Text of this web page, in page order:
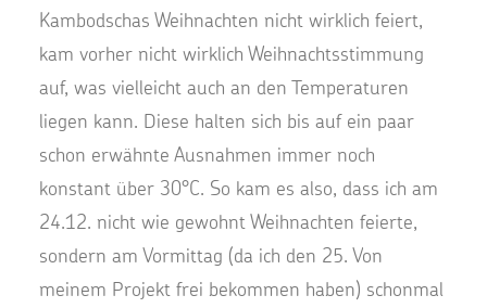
Kambodschas Weihnachten nicht wirklich feiert,
kam vorher nicht wirklich Weihnachtsstimmung
auf, was vielleicht auch an den Temperaturen
liegen kann. Diese halten sich bis auf ein paar
schon erwähnte Ausnahmen immer noch
konstant über 30°C. So kam es also, dass ich am
24.12. nicht wie gewohnt Weihnachten feierte,
sondern am Vormittag (da ich den 25. Von
meinem Projekt frei bekommen haben) schonmal